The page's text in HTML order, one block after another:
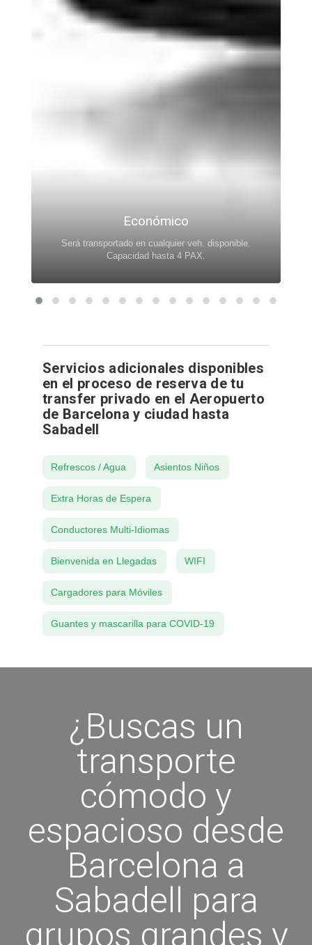
Económico
Será transportado en cualquier veh. disponible.
Capacidad hasta 4 PAX.
Servicios adicionales disponibles
en el proceso de reserva de tu
transfer privado en el Aeropuerto
de Barcelona y ciudad hasta
Sabadell
Refrescos / Agua Asientos Niños
Extra Horas de Espera
Conductores Multi-Idiomas
Bienvenida en Llegadas WIFI
Cargadores para Móviles
Guantes y mascarilla para COVID-19
¿Buscas un
transporte
cómodo y
espacioso desde
Barcelona a
Sabadell para
grupos grandes y